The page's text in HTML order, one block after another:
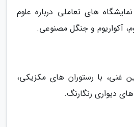
های تعاملی درباره علوم
آکواریوم و جنگل مصنوعی.
غنی، با رستوران های مکزیکی،
دیواری رنگارنگ.